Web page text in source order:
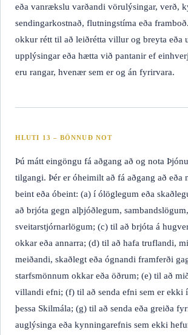
eða vanrækslu varðandi vörulýsingar, verð,
sendingarkostnað, flutningstíma eða
okkur rétt til að leiðrétta villur og breyta eða
upplýsingar eða hætta við pantanir ef
eru rangar, hvenær sem er og án fyrirvara.
HLUTI 13 – BÖNNUÐ NOT
Þú mátt eingöngu fá aðgang að og nota
tilgangi. Þér er óheimilt að fá aðgang að eða
beint eða óbeint: (a) í ólöglegum eða
að brjóta gegn alþjóðlegum,
sveitarstjórnarlögum; (c) til að brjóta á
okkar eða annarra; (d) til að hafa truflandi,
meiðandi, skaðlegt eða ógnandi framferði
starfsmönnum okkar eða öðrum; (e) til að
villandi efni; (f) til að senda efni sem er ekki
þessa Skilmála; (g) til að senda eða greiða
auglýsinga eða kynningarefnis sem ekki